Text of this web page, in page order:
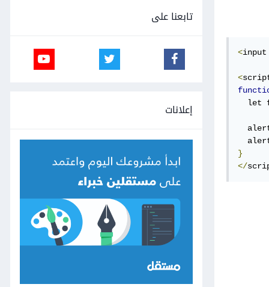
<input
<
let
}
</
تابعنا على
إعلانات